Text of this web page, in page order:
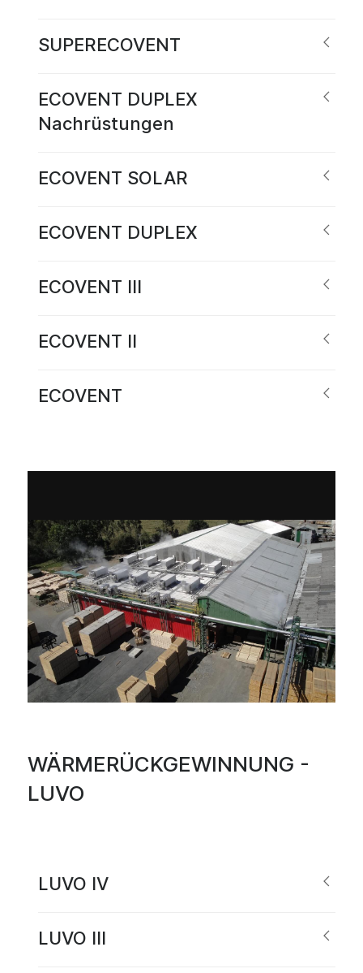
SUPERECOVENT
ECOVENT DUPLEX
Nachrüstungen
ECOVENT SOLAR
ECOVENT DUPLEX
ECOVENT III
ECOVENT II
ECOVENT
WÄRMERÜCKGEWINNUNG -
LUVO
LUVO IV
LUVO III